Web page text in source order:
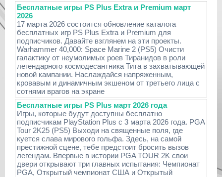
Бесплатные игры PS Plus Extra и Premium март
2026
17 марта 2026 состоится обновление каталога
бесплатных игр PS Plus Extra и Premium для
подписчиков. Давайте взглянем на эти проекты.
Warhammer 40,000: Space Marine 2 (PS5) Очисти
галактику от неумолимых роев Тиранидов в роли
легендарного космодесантника Тита в захватывающей
новой кампании. Наслаждайся напряженным,
кровавым и динамичным экшеном от третьего лица с
сотнями врагов на экране
Бесплатные игры PS Plus март 2026 года
Игры, которые будут доступны бесплатно
подписчикам PlayStation Plus с 3 марта 2026 года. PGA
Tour 2K25 (PS5) Выходи на священные поля, где
куется слава мирового гольфа. Здесь, на самой
престижной сцене, тебе предстоит бросить вызов
легендам. Впервые в истории PGA TOUR 2K свои
двери открывают три главных испытания: Чемпионат
PGA, Открытый чемпионат США и Открытый